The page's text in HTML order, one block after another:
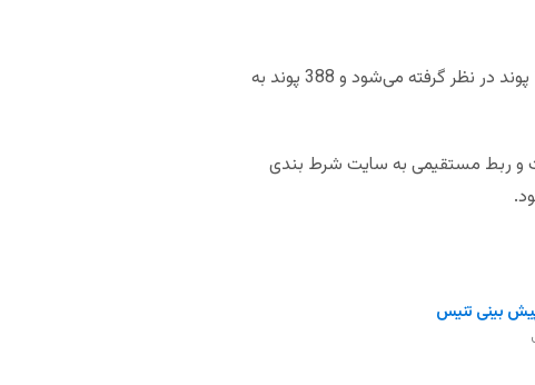
در این مثال خاص رقم ثابت (دیسکانت ریت) روی 40 درصد است. کمیسیون در این حالت، برای 400 پوند، 12 پوند در نظر گرفته می‌شود و 388 پوند به
و ربط مستقیمی به سایت شرط بندی
بینی تنیس